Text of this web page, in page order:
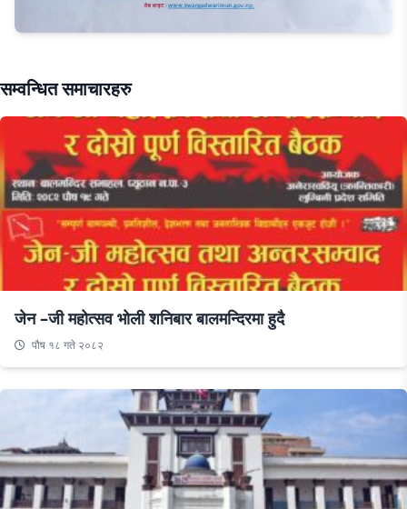
सम्वन्धित समाचारहरु
जेन –जी महोत्सव भोली शनिबार बालमन्दिरमा हुदै
पौष १८ गते २०८२